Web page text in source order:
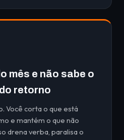
mês e não sabe o
retorno
Você corta o que está
e mantém o que não
drena verba, paralisa o